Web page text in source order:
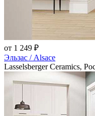
от 1 249 ₽
Эльзас / Alsace
Lasselsberger Ceramics,